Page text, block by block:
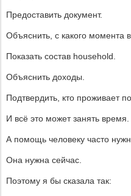
Предоставить документ.
Объяснить, с какого момента
Показать состав household.
Объяснить доходы.
Подтвердить, кто проживает
И всё это может занять время.
А помощь человеку часто
Она нужна сейчас.
Поэтому я бы сказала так: